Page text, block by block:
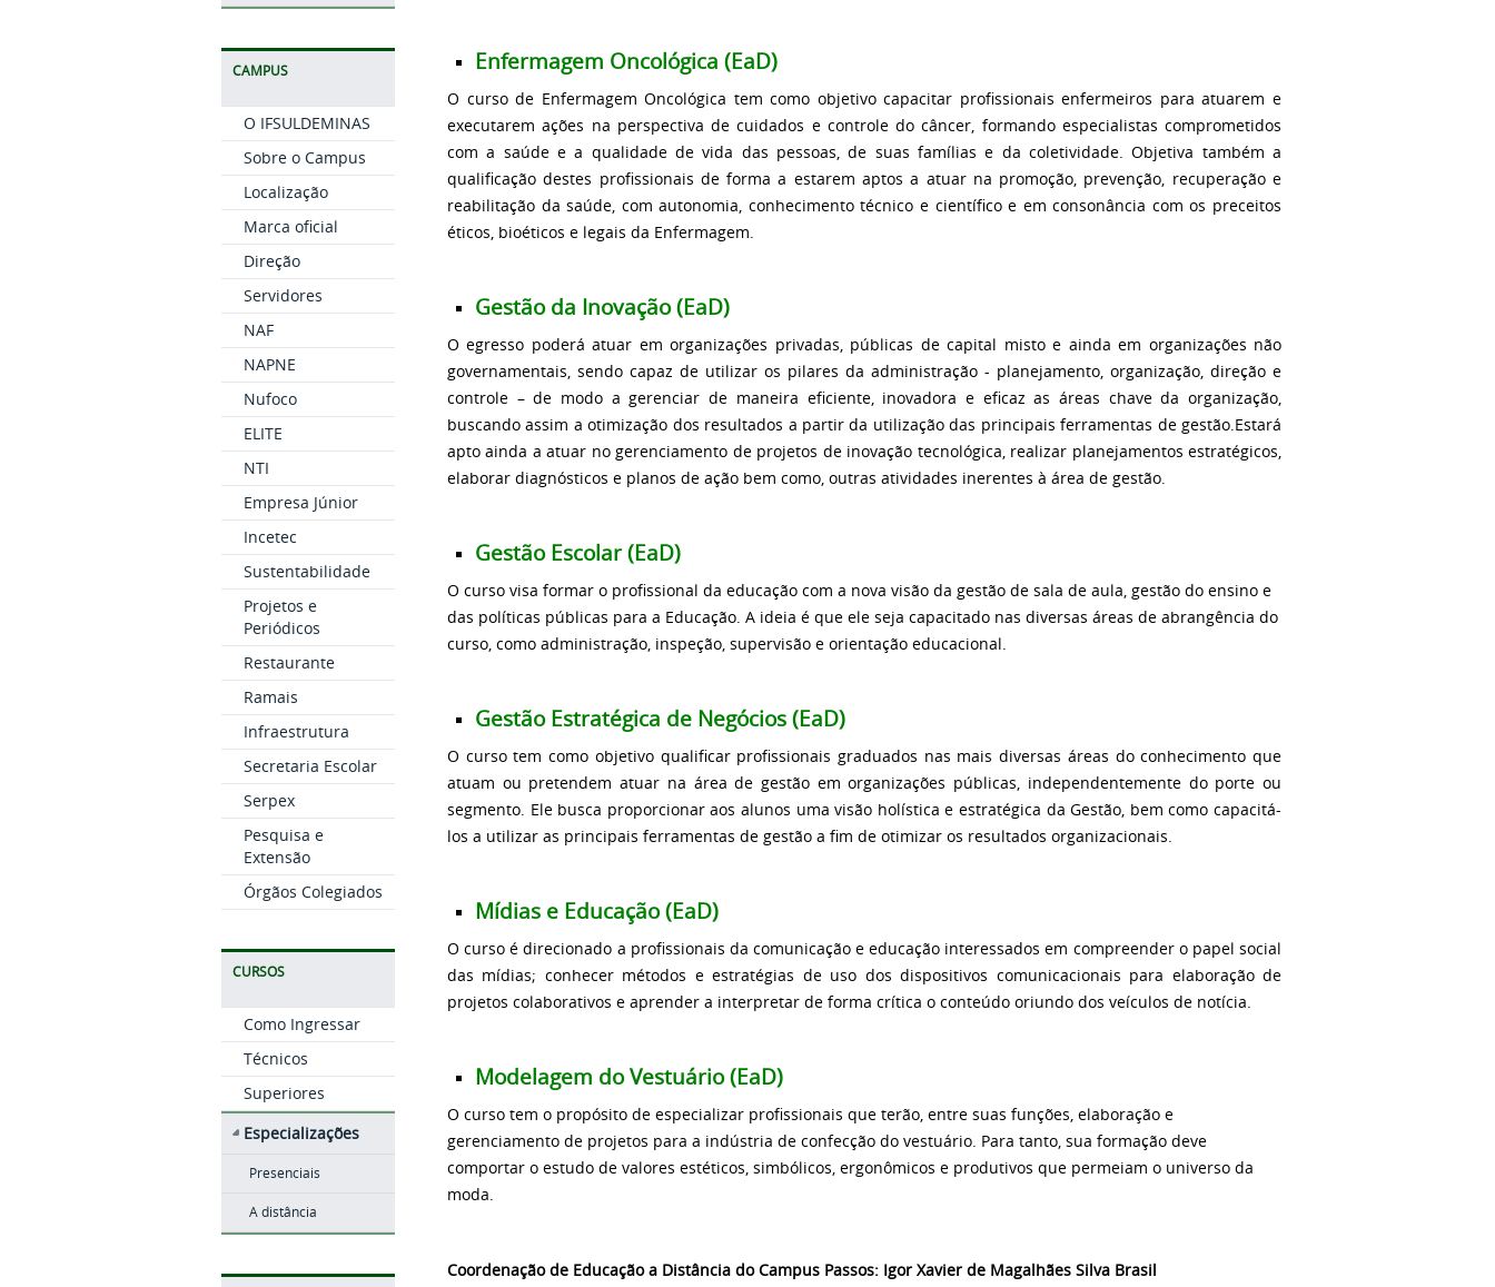
CAMPUS
O IFSULDEMINAS
Sobre o Campus
Localização
Marca oficial
Direção
Servidores
NAF
NAPNE
Nufoco
ELITE
NTI
Empresa Júnior
Incetec
Sustentabilidade
Projetos e
Periódicos
Restaurante
Ramais
Infraestrutura
Secretaria Escolar
Serpex
Pesquisa e
Extensão
Órgãos Colegiados
CURSOS
Como Ingressar
Técnicos
Superiores
Especializações
Presenciais
A distância
Enfermagem Oncológica (EaD)
O curso de Enfermagem Oncológica tem como objetivo capacitar profissionais enfermeiros para atuarem e
executarem ações na perspectiva de cuidados e controle do câncer, formando especialistas comprometidos
com a saúde e a qualidade de vida das pessoas, de suas famílias e da coletividade. Objetiva também a
qualificação destes profissionais de forma a estarem aptos a atuar na promoção, prevenção, recuperação e
reabilitação da saúde, com autonomia, conhecimento técnico e científico e em consonância com os preceitos
éticos, bioéticos e legais da Enfermagem.
Gestão da Inovação (EaD)
O egresso poderá atuar em organizações privadas, públicas de capital misto e ainda em organizações não
governamentais, sendo capaz de utilizar os pilares da administração - planejamento, organização, direção e
controle – de modo a gerenciar de maneira eficiente, inovadora e eficaz as áreas chave da organização,
buscando assim a otimização dos resultados a partir da utilização das principais ferramentas de gestão.Estará
apto ainda a atuar no gerenciamento de projetos de inovação tecnológica, realizar planejamentos estratégicos,
elaborar diagnósticos e planos de ação bem como, outras atividades inerentes à área de gestão.
Gestão Escolar (EaD)
O curso visa formar o profissional da educação com a nova visão da gestão de sala de aula, gestão do ensino e
das políticas públicas para a Educação. A ideia é que ele seja capacitado nas diversas áreas de abrangência do
curso, como administração, inspeção, supervisão e orientação educacional.
Gestão Estratégica de Negócios (EaD)
O curso tem como objetivo qualificar profissionais graduados nas mais diversas áreas do conhecimento que
atuam ou pretendem atuar na área de gestão em organizações públicas, independentemente do porte ou
segmento. Ele busca proporcionar aos alunos uma visão holística e estratégica da Gestão, bem como capacitá-
los a utilizar as principais ferramentas de gestão a fim de otimizar os resultados organizacionais.
Mídias e Educação (EaD)
O curso é direcionado a profissionais da comunicação e educação interessados em compreender o papel social
das mídias; conhecer métodos e estratégias de uso dos dispositivos comunicacionais para elaboração de
projetos colaborativos e aprender a interpretar de forma crítica o conteúdo oriundo dos veículos de notícia.
Modelagem do Vestuário (EaD)
O curso tem o propósito de especializar profissionais que terão, entre suas funções, elaboração e
gerenciamento de projetos para a indústria de confecção do vestuário. Para tanto, sua formação deve
comportar o estudo de valores estéticos, simbólicos, ergonômicos e produtivos que permeiam o universo da
moda.
Coordenação de Educação a Distância do Campus Passos: Igor Xavier de Magalhães Silva Brasil